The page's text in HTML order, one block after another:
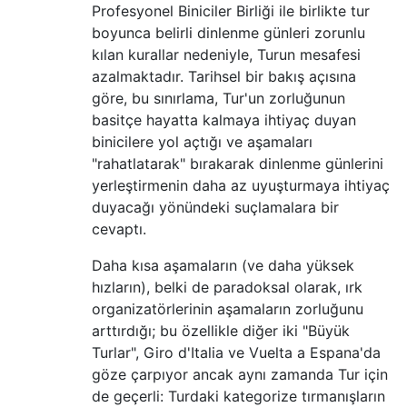
        dist_m = dist_km * 1000
speed_m_s = (speed_km_h * 1000)/
watts_req =
        years.append(stage['Year'])
        watts.append(watts_req)
#print "%s,%.0f" % (stage['Year'],
print "year = c(%s)" % (",
print "watts = c(%s)" % (",
Profesyonel Biniciler Birliği ile birlikte tur
boyunca belirli dinlenme günleri zorunlu
kılan kurallar nedeniyle, Turun mesafesi
azalmaktadır. Tarihsel bir bakış açısına
göre, bu sınırlama, Tur'un zorluğunun
basitçe hayatta kalmaya ihtiyaç duyan
binicilere yol açtığı ve aşamaları
"rahatlatarak" bırakarak dinlenme günlerini
yerleştirmenin daha az uyuşturmaya ihtiyaç
duyacağı yönündeki suçlamalara bir
cevaptı.
Daha kısa aşamaların (ve daha yüksek
hızların), belki de paradoksal olarak, ırk
organizatörlerinin aşamaların zorluğunu
arttırdığı; bu özellikle diğer iki "Büyük
Turlar", Giro d'Italia ve Vuelta a Espana'da
göze çarpıyor ancak aynı zamanda Tur için
de geçerli: Turdaki kategorize tırmanışların